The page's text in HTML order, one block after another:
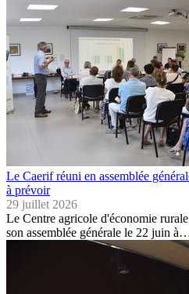
Le Caerif réuni en assemblée
à prévoir
29 juillet 2026
Le Centre agricole d'économie
son assemblée générale le 22 juin